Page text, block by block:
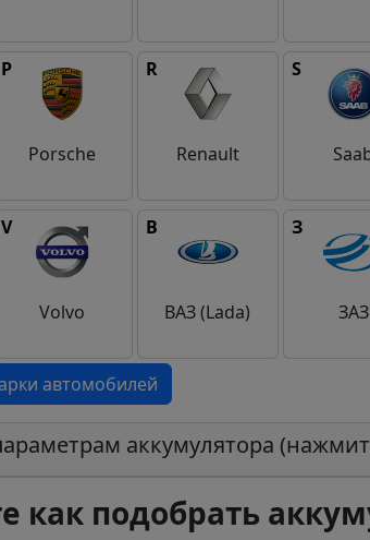
P
Porsche
R
Renault
S
V
Volvo
В
ВАЗ (Lada)
З
ЗАЗ
автомобилей
аккумулятора
как подобрать